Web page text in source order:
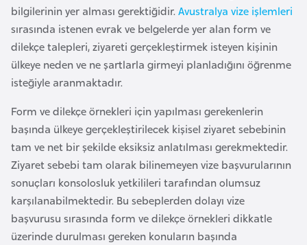
bilgilerinin yer alması gerektiğidir. Avustralya vize işlemleri
sırasında istenen evrak ve belgelerde yer alan form ve
dilekçe talepleri, ziyareti gerçekleştirmek isteyen kişinin
ülkeye neden ve ne şartlarla girmeyi planladığını öğrenme
isteğiyle aranmaktadır.
Form ve dilekçe örnekleri için yapılması gerekenlerin
başında ülkeye gerçekleştirilecek kişisel ziyaret sebebinin
tam ve net bir şekilde eksiksiz anlatılması gerekmektedir.
Ziyaret sebebi tam olarak bilinemeyen vize başvurularının
sonuçları konsolosluk yetkilileri tarafından olumsuz
karşılanabilmektedir. Bu sebeplerden dolayı vize
başvurusu sırasında form ve dilekçe örnekleri dikkatle
üzerinde durulması gereken konuların başında
a
y
c
a
n
B
a
h
r
e
y
n